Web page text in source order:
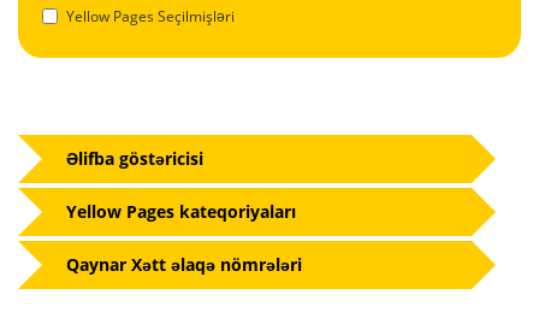
Yellow Pages Seçilmişləri
Əlifba göstəricisi
Yellow Pages kateqoriyaları
Qaynar Xətt əlaqə nömrələri